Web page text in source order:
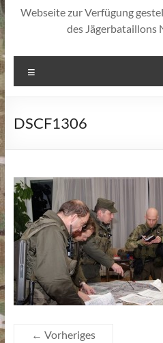
Webseite zur Verfügung
des Jägerbataillons
DSCF1306
← Vorheriges